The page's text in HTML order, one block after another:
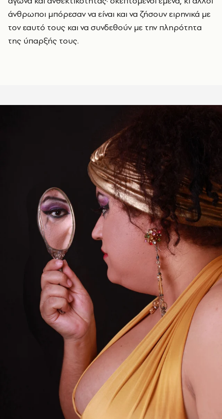
άνθρωποι μπόρεσαν να είναι και να ζήσουν ειρηνικά με
τον εαυτό τους και να συνδεθούν με την πληρότητα
της ύπαρξής τους.